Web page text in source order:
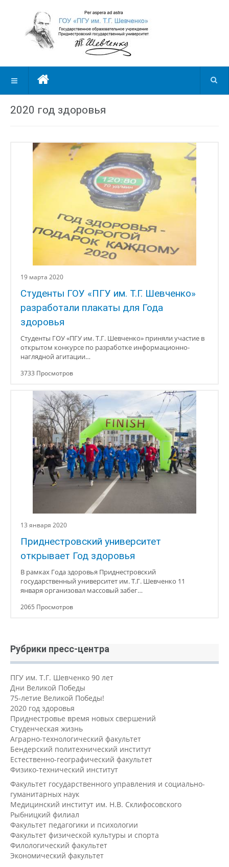
2020 год здоровья
19 марта 2020
Студенты ГОУ «ПГУ им. Т.Г. Шевченко»
разработали плакаты для Года
здоровья
Студенты ГОУ «ПГУ им. Т.Г. Шевченко» приняли участие в
открытом конкурсе по разработке информационно-
наглядной агитации…
3733 Просмотров
13 января 2020
Приднестровский университет
открывает Год здоровья
В рамках Года здоровья Приднестровский
государственный университет им. Т.Г. Шевченко 11
января организовал массовый забег…
2065 Просмотров
Рубрики пресс-центра
ПГУ им. Т.Г. Шевченко 90 лет
Дни Великой Победы
75-летие Великой Победы!
2020 год здоровья
Приднестровье время новых свершений
Студенческая жизнь
Аграрно-технологический факультет
Бендерский политехнический институт
Естественно-географический факультет
Физико-технический институт
Факультет государственного управления и социально-
гуманитарных наук
Медицинский институт им. Н.В. Склифосовского
Рыбницкий филиал
Факультет педагогики и психологии
Факультет физической культуры и спорта
Филологический факультет
Экономический факультет